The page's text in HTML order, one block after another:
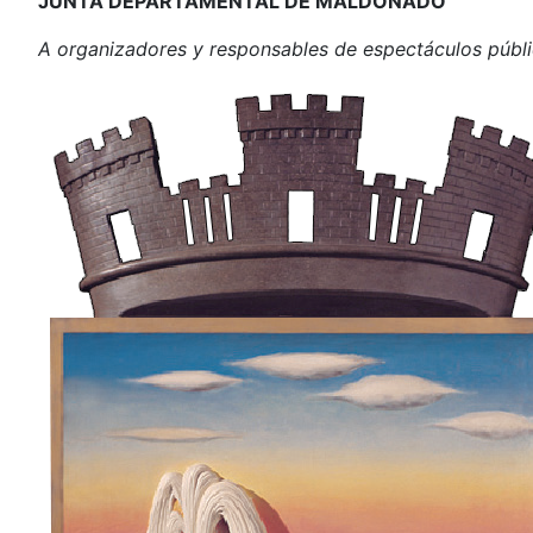
A organizadores y responsables de espectáculos